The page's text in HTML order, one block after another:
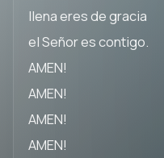
llena eres de gracia
el Señor es contigo.
AMEN!
AMEN!
AMEN!
AMEN!